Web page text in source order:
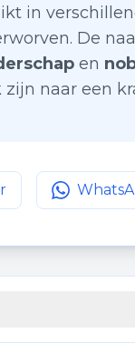
in
De
en
naar een
pagina opDeel deze